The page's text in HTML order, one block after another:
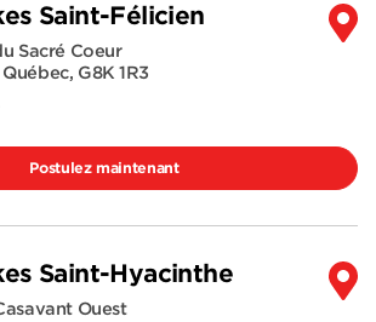
Saint-Félicien
Sacré Coeur
Québec, G8K 1R3
Postulez maintenant
Saint-Hyacinthe
Ouest